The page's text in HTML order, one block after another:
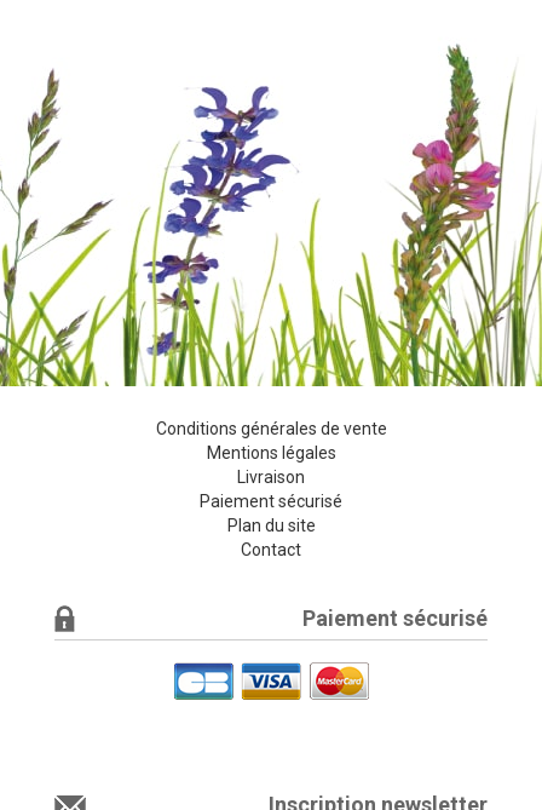
Conditions générales de vente
Mentions légales
Livraison
Paiement sécurisé
Plan du site
Contact
Paiement sécurisé
Inscription newsletter